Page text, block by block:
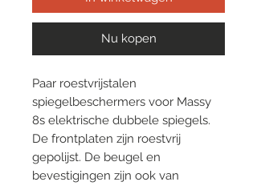
Nu kopen
Paar roestvrijstalen
spiegelbeschermers voor Massy
8s elektrische dubbele spiegels.
De frontplaten zijn roestvrij
gepolijst. De beugel en
bevestigingen zijn ook van